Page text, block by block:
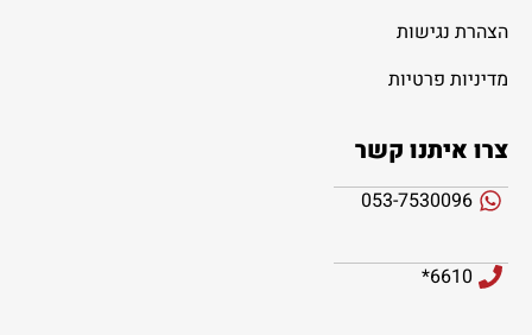
הצהרת נגישות
מדיניות פרטיות
צרו איתנו קשר
053-7530096
6610*